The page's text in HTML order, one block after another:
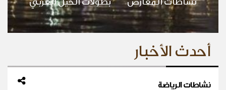
أحدث الأخبار
نشاطات الرياضة